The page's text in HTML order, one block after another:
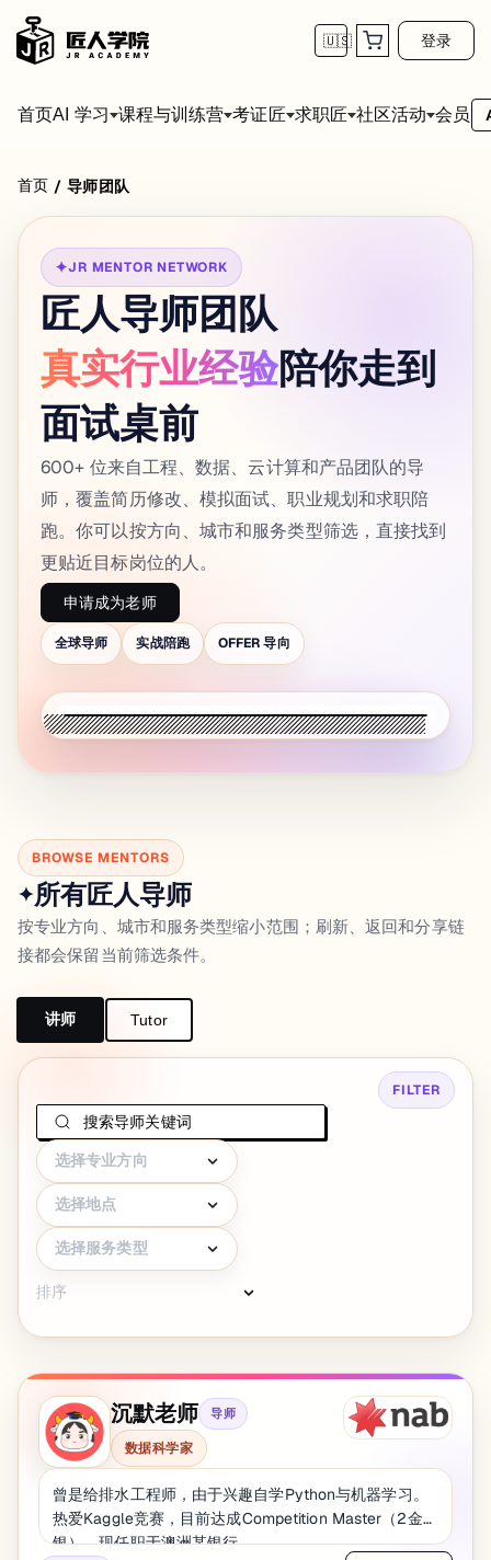
🇺🇸 登录
首页AI 学习 课程与训练营 考证匠 求职匠 社区活动 会员
首页 / 导师团队
✦JR MENTOR NETWORK
匠人导师团队
真实行业经验陪你走到
面试桌前
600+ 位来自工程、数据、云计算和产品团队的导
师，覆盖简历修改、模拟面试、职业规划和求职陪
跑。你可以按方向、城市和服务类型筛选，直接找到
更贴近目标岗位的人。
申请成为老师
全球导师 实战陪跑 OFFER 导向
BROWSE MENTORS
✦所有匠人导师
按专业方向、城市和服务类型缩小范围；刷新、返回和分享链
接都会保留当前筛选条件。
讲师 Tutor
FILTER
选择专业方向
选择地点
选择服务类型
排序
沉默老师 导师
数据科学家
曾是给排水工程师，由于兴趣自学Python与机器学习。
热爱Kaggle竞赛，目前达成Competition Master（2金2
银），现任职于澳洲某银行。